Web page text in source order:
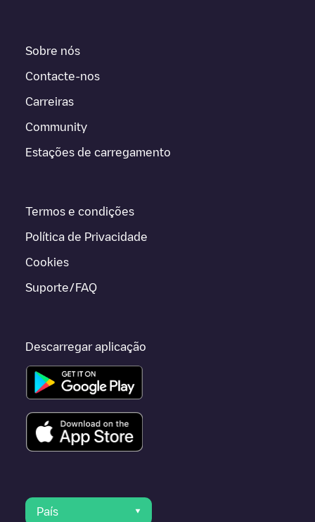
Sobre nós
Contacte-nos
Carreiras
Community
Estações de carregamento
Termos e condições
Política de Privacidade
Cookies
Suporte/FAQ
Descarregar aplicação
País